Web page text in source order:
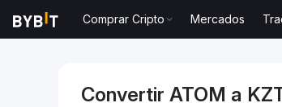
Comprar Cripto Mercados
Convertir ATOM a